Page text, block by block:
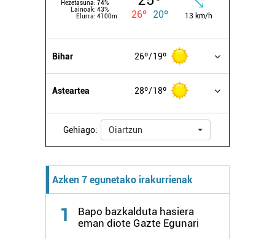
Hezetasuna: 74%
Lainoak: 43%
Elurra: 4100m 26º 20º 13 km/h
Bihar 26º 19º
Asteartea 28º 18º
Gehiago: Oiartzun
Azken 7 egunetako irakurrienak
1
Bapo bazkalduta hasiera
eman diote Gazte Egunari